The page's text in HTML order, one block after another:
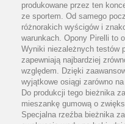
produkowane przez ten
ze sportem. Od samego
różnorakich wyścigów i
warunkach. Opony Pirelli to
Wyniki niezależnych testów
zapewniają najbardziej
względem. Dzięki
wyjątkowe osiągi zarówno
Do produkcji tego bieżnika
mieszankę gumową o
Specjalna rzeźba bieżnika